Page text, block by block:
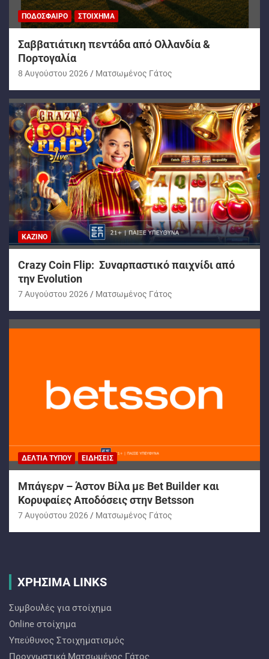
ΠΟΔΌΣΦΑΙΡΟ ΣΤΟΊΧΗΜΑ
Σαββατιάτικη πεντάδα από Ολλανδία &
Πορτογαλία
8 Αυγούστου 2026 Ματσωμένος Γάτος
ΚΑΖΊΝΟ
Crazy Coin Flip: Συναρπαστικό παιχνίδι από
την Evolution
7 Αυγούστου 2026 Ματσωμένος Γάτος
ΔΕΛΤΊΑ ΤΎΠΟΥ ΕΙΔΉΣΕΙΣ
Μπάγερν – Άστον Βίλα με Bet Builder και
Κορυφαίες Αποδόσεις στην Betsson
7 Αυγούστου 2026 Ματσωμένος Γάτος
ΧΡΗΣΙΜΑ LINKS
Συμβουλές για στοίχημα
Online στοίχημα
Υπεύθυνος Στοιχηματισμός
Προγνωστικά Ματσωμένος Γάτος